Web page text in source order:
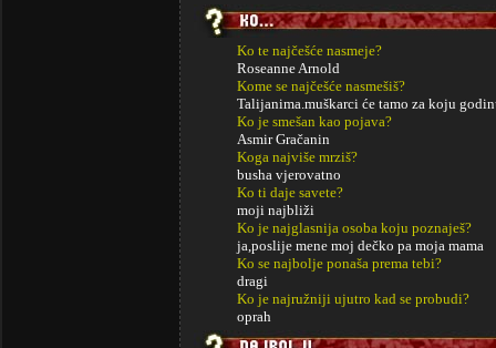
Ko te najčešće nasmeje?
Roseanne Arnold
Kome se najčešće nasmešiš?
Talijanima.muškarci će tamo za koju
Ko je smešan kao pojava?
Asmir Gračanin
Koga najviše mrziš?
busha vjerovatno
Ko ti daje savete?
moji najbliži
Ko je najglasnija osoba koju poznaješ?
ja,poslije mene moj dečko pa moja mama
Ko se najbolje ponaša prema tebi?
dragi
Ko je najružniji ujutro kad se probudi?
oprah